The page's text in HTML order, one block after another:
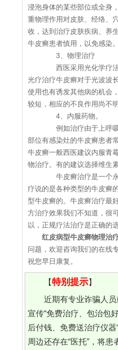
浸泡身体的某些部位或全身
重物理作用对皮肤、经络、
收，达到治疗皮肤疾病、养
牛皮癣患者慎用，以免感染。
3、物理治疗
西医采用光化学疗法
光疗治疗牛皮癣对于光波波
使用也有诱发其他病的机会
较短，相应的不良作用尚不明
4、内服药物。
例如治疗由于上呼吸
部位有感染灶的牛皮癣患者
牛皮癣一般西医建议内服青
物治疗。有的建议选择维生
牛皮癣治疗是一个永
疗说的是各种类型的牛皮癣
型牛皮癣的。牛皮癣治疗最
方治疗效果我们不知道，很
以，正规疗法治疗是正确的选
红皮病型牛皮癣物理治
问题，欢迎咨询我们的在线
祝您早日康复。
【特别提示】
近期有专业诈骗人
宣传“免费治疗、包治包
后付钱、免费送治疗仪
周边还存在“医托”，将